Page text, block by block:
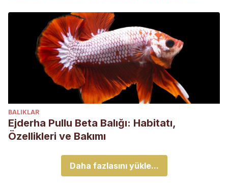
BALIKLAR
Ejderha Pullu Beta Balığı: Habitatı,
Özellikleri ve Bakımı
Daha fazlasını yükle...